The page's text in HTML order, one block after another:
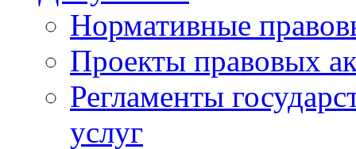
Нормативные
Проекты правовых
Регламенты
услуг